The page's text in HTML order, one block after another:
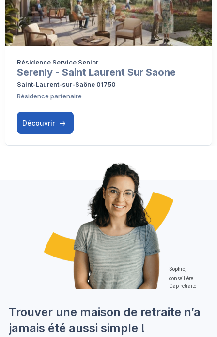
Résidence Service Senior
Serenly - Saint Laurent Sur Saone
Saint-Laurent-sur-Saône 01750
Résidence partenaire
Découvrir
Sophie,
conseillère
Cap retraite
Trouver une maison de retraite n’a
jamais été aussi simple !